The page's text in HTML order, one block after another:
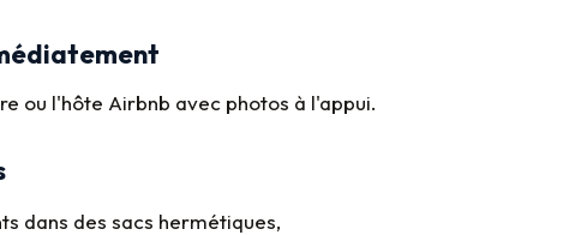
ou l'hôte Airbnb avec photos à l'appui.
dans des sacs hermétiques,